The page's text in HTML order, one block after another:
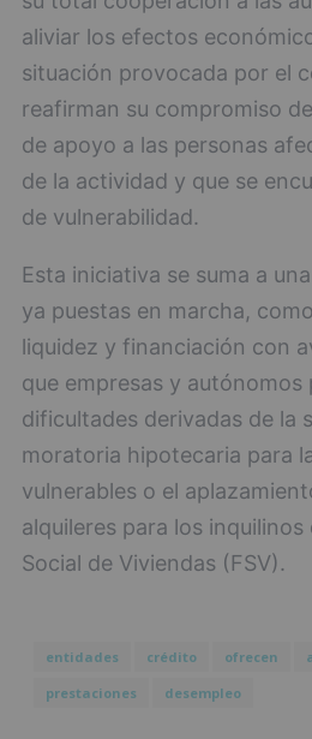
aliviar los efectos
situación provocada por el
reafirman su compromiso
de apoyo a las personas
de la actividad y que se
de vulnerabilidad.
Esta iniciativa se suma a
ya puestas en marcha,
liquidez y financiación con
que empresas y autónomos
dificultades derivadas de la
moratoria hipotecaria para
vulnerables o el
alquileres para los
Social de Viviendas (FSV).
entidades crédito ofrecen
prestaciones
desempleo